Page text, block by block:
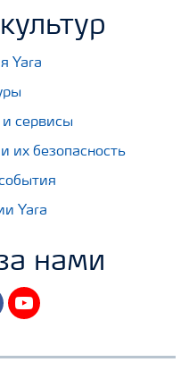
Yara
сервисы
их безопасность
Yara
нами
youtube